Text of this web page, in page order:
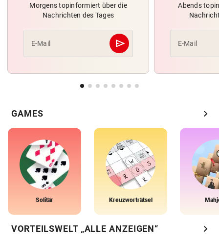
Morgens topinformiert über die
Nachrichten des Tages
E-Mail send
Abschicken
Abends
E-Mail
GAMES chevron_right
Solitär Kreuzworträtsel
VORTEILSWELT „ALLE ANZEIGEN“ chevron_right